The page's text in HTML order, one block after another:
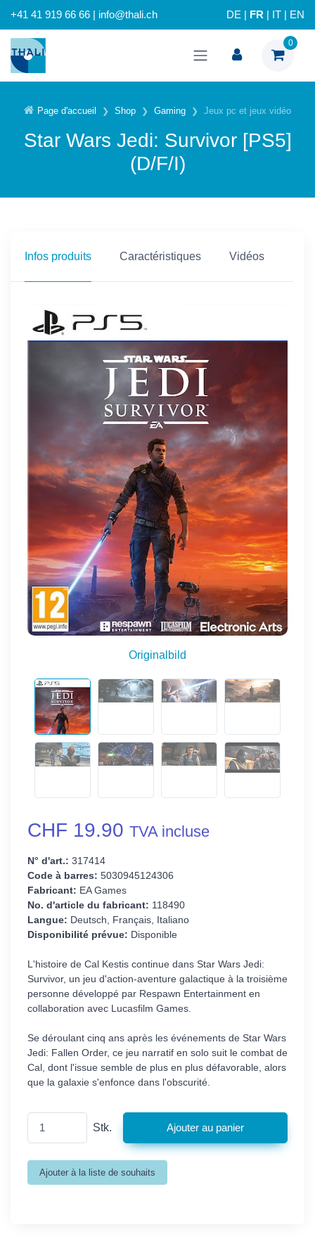
+41 41 919 66 66 | info@thali.ch DE FR IT EN
0
Page d'accueil Shop Gaming Jeux pc et jeux vidéo
Star Wars Jedi: Survivor [PS5]
(D/F/I)
Infos produits Caractéristiques Vidéos
Originalbild
CHF 19.90 TVA incluse
N° d'art.: 317414
Code à barres: 5030945124306
Fabricant: EA Games
No. d'article du fabricant: 118490
Langue: Deutsch, Français, Italiano
Disponibilité prévue: Disponible
L'histoire de Cal Kestis continue dans Star Wars Jedi:
Survivor, un jeu d'action-aventure galactique à la troisième
personne développé par Respawn Entertainment en
collaboration avec Lucasfilm Games.
Se déroulant cinq ans après les événements de Star Wars
Jedi: Fallen Order, ce jeu narratif en solo suit le combat de
Cal, dont l'issue semble de plus en plus défavorable, alors
que la galaxie s'enfonce dans l'obscurité.
Stk.